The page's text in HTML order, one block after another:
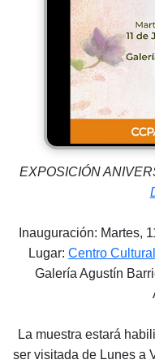
EXPOSICIÓN
Inauguración: Martes,
Lugar: Centro
Galería Agustín
La muestra estará
ser visitada de Lunes a